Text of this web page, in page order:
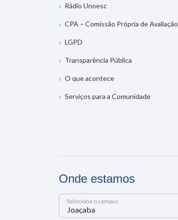
Rádio Unoesc
CPA – Comissão Própria de Avaliação
LGPD
Transparência Pública
O que acontece
Serviços para a Comunidade
Onde estamos
Selecione o campus